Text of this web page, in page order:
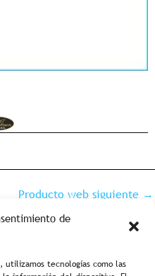
de
tecnologías como las
Producto web siguiente →